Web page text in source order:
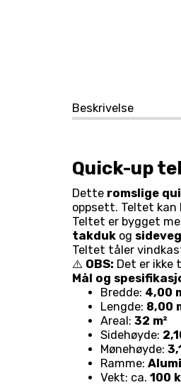
Beskrivelse
Quick-up
Dette romslige
oppsett. Teltet kan
Teltet er bygget
takduk og
Teltet tåler
⚠️ OBS: Det er
Mål og
Bredde: 4,00
Lengde: 8,00
Areal: 32 m²
Sidehøyde:
Mønehøyde:
Ramme:
Vekt: ca. 100